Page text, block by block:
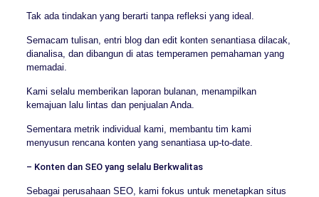
Tak ada tindakan yang berarti tanpa refleksi yang ideal.
Semacam tulisan, entri blog dan edit konten senantiasa dilacak,
dianalisa, dan dibangun di atas temperamen pemahaman yang
memadai.
Kami selalu memberikan laporan bulanan, menampilkan
kemajuan lalu lintas dan penjualan Anda.
Sementara metrik individual kami, membantu tim kami
menyusun rencana konten yang senantiasa up-to-date.
– Konten dan SEO yang selalu Berkwalitas
Sebagai perusahaan SEO, kami fokus untuk menetapkan situs